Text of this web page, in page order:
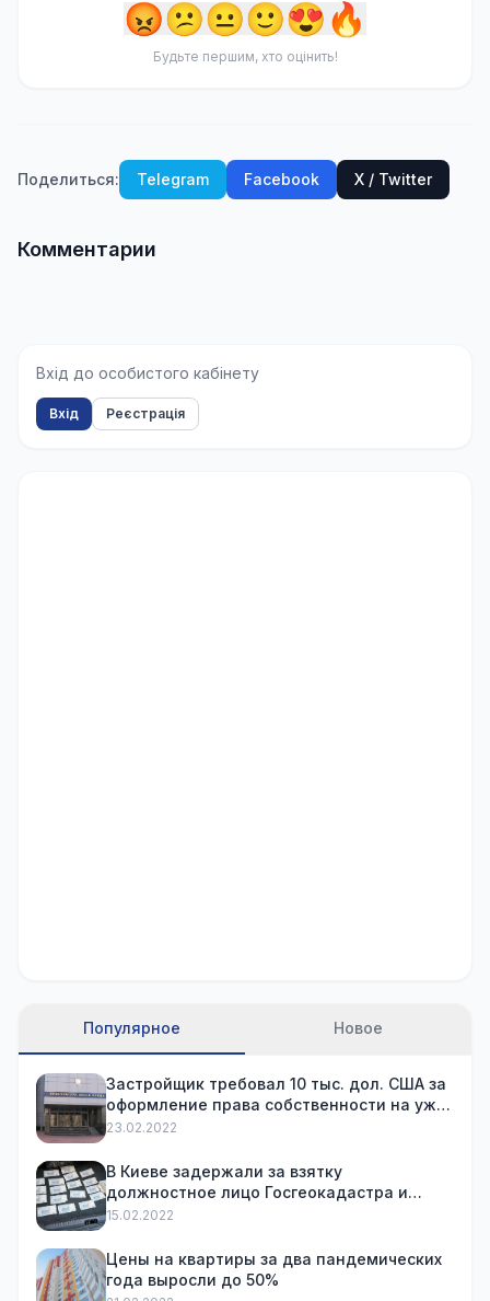
😡😕😐🙂😍🔥
Будьте першим, хто оцінить!
Поделиться: Telegram Facebook X / Twitter
Комментарии
Вхід до особистого кабінету
Вхід Реєстрація
Популярное Новое
Застройщик требовал 10 тыс. дол. США за
оформление права собственности на уже
купленную квартиру
23.02.2022
В Киеве задержали за взятку
должностное лицо Госгеокадастра и
посредника
15.02.2022
Цены на квартиры за два пандемических
года выросли до 50%